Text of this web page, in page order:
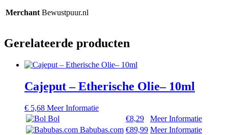
Merchant Bewustpuur.nl
Gerelateerde producten
Cajeput – Etherische Olie– 10ml
€ 5,68 Meer Informatie
Bol
€8,29
Meer Informatie
Babubas.com €89,99 Meer Informatie